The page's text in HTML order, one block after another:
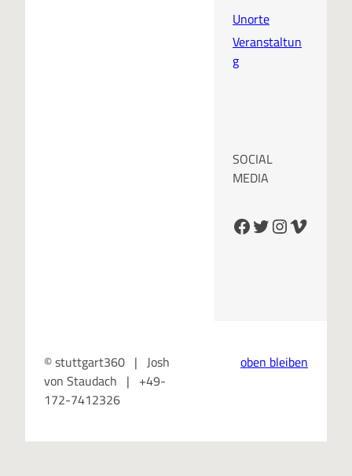
Unorte
Veranstaltun
g
SOCIAL
MEDIA
Facebook Twitter InstagramVimeo
© stuttgart360 | Josh
von Staudach | +49-
172-7412326
oben bleiben